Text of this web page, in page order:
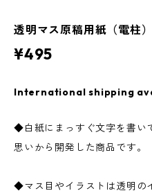
透明マス原稿用紙（電柱）
¥495
International shipping
◆白紙にまっすぐ文字を書い
思いから開発した商品です。
◆マス目やイラストは透明の